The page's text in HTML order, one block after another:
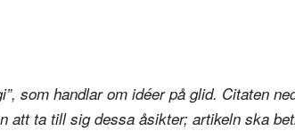
som handlar om idéer på glid. Citaten
att ta till sig dessa åsikter; artikeln ska